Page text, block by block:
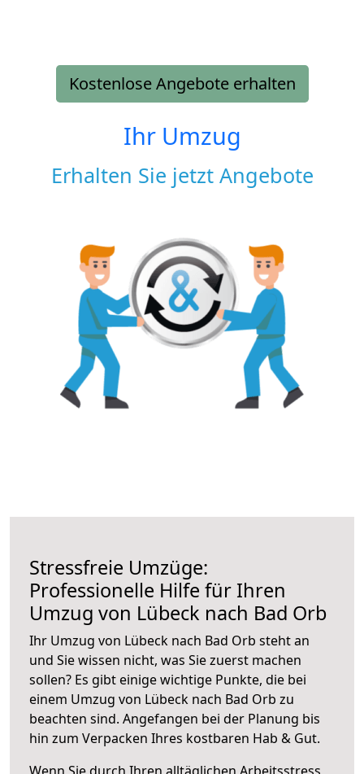
Kostenlose Angebote erhalten
Ihr Umzug
Erhalten Sie jetzt Angebote
Stressfreie Umzüge:
Professionelle Hilfe für Ihren
Umzug von Lübeck nach Bad Orb
Ihr Umzug von Lübeck nach Bad Orb steht an
und Sie wissen nicht, was Sie zuerst machen
sollen? Es gibt einige wichtige Punkte, die bei
einem Umzug von Lübeck nach Bad Orb zu
beachten sind. Angefangen bei der Planung bis
hin zum Verpacken Ihres kostbaren Hab & Gut.